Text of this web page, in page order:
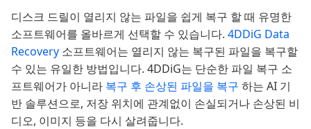
디스크 드릴이 열리지 않는 파일을 쉽게 복구 할 때 유명한
소프트웨어를 올바르게 선택할 수 있습니다. 4DDiG Data
Recovery 소프트웨어는 열리지 않는 복구된 파일을 복구할
수 있는 유일한 방법입니다. 4DDiG는 단순한 파일 복구 소
프트웨어가 아니라 복구 후 손상된 파일을 복구 하는 AI 기
반 솔루션으로, 저장 위치에 관계없이 손실되거나 손상된 비
디오, 이미지 등을 다시 살려줍니다.